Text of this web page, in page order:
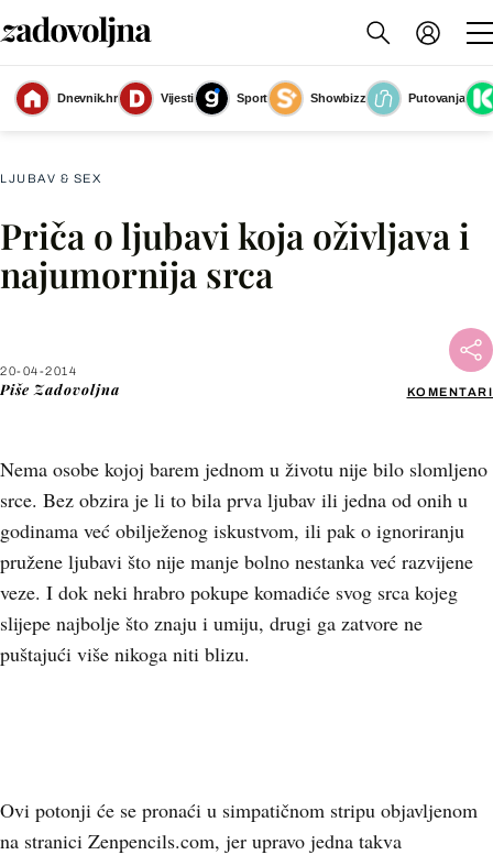
Dnevnik.hr Vijesti Sport Showbizz
Putovanja
Slika nije dostupna
LJUBAV & SEX
Priča o ljubavi koja oživljava i
najumornija srca
20-04-2014
Piše Zadovoljna KOMENTARI
Nema osobe kojoj barem jednom u životu nije bilo slomljeno
srce. Bez obzira je li to bila prva ljubav ili jedna od onih u
godinama već obilježenog iskustvom, ili pak o ignoriranju
pružene ljubavi što nije manje bolno nestanka već razvijene
veze. I dok neki hrabro pokupe komadiće svog srca kojeg
slijepe najbolje što znaju i umiju, drugi ga zatvore ne
puštajući više nikoga niti blizu.
Facebook
Ovi potonji će se pronaći u simpatičnom stripu objavljenom
na stranici Zenpencils.com, jer upravo jedna takva